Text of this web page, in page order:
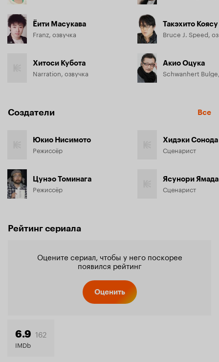
Ёити Масукава
Franz, озвучка
Хитоси Кубота
Narration, озвучка
Такэхито Коясу
Bruce J. Speed,
Акио Оцука
Schwanhert
Создатели Все
Юкио Нисимото
Режиссёр
Цунэо Томинага
Режиссёр
Хидэки Сонода
Сценарист
Ясунори Ямада
Сценарист
Рейтинг сериала
Оцените сериал, чтобы у него поскорее
появился рейтинг
Оценить
6.9 162
IMDb